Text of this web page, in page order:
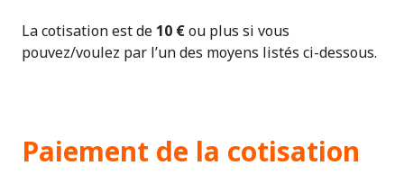
La cotisation est de 10 €ou plus si vous
pouvez/voulez par l’un des moyens listés ci-dessous.
Paiement de la cotisation